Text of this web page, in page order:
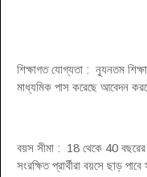
শিক্ষাগত যোগ্যতা : ন্যূনতম
মাধ্যমিক পাস করেছে আবেদন
বয়স সীমা : 18 থেকে 40
সংরক্ষিত প্রার্থীরা বয়সে ছাড়